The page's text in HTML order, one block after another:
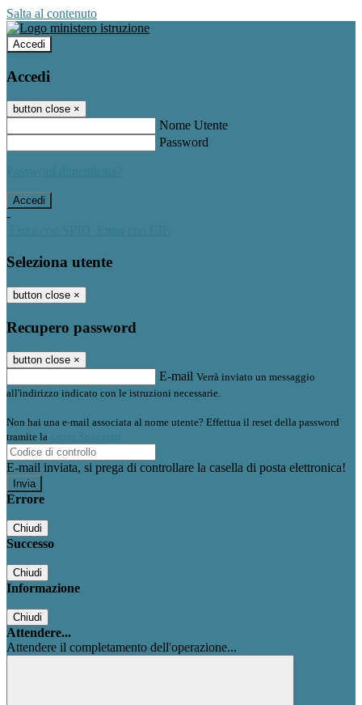
Salta al contenuto
Accedi
Accedi
button close ×
Nome Utente
Password
-
Seleziona utente
button close ×
Recupero password
button close ×
E-mail Verrà inviato un messaggio
all'indirizzo indicato con le istruzioni necessarie.
Non hai una e-mail associata al nome utente? Effettua il reset della password
tramite la
E-mail inviata, si prega di controllare la casella di posta elettronica!
Errore
Chiudi
Successo
Chiudi
Informazione
Chiudi
Attendere...
Attendere il completamento dell'operazione...